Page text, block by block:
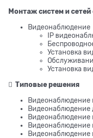
Монтаж систем и сетей
Видеонаблюдение
IP
Установка
Установка
Типовые решения
Видеонаблюдение
Видеонаблюдение
Видеонаблюдение
Видеонаблюдение
Видеонаблюдение